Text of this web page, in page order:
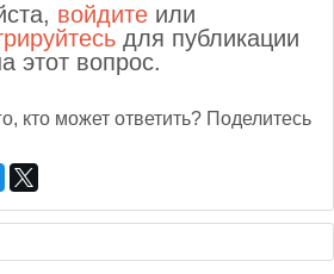
войдите или
для публикации
этот вопрос.
кто может ответить? Поделитесь